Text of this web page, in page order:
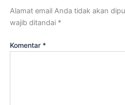
Alamat email Anda tidak akan
wajib ditandai *
Komentar *